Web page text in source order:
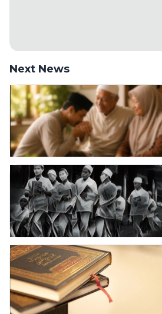
Next News